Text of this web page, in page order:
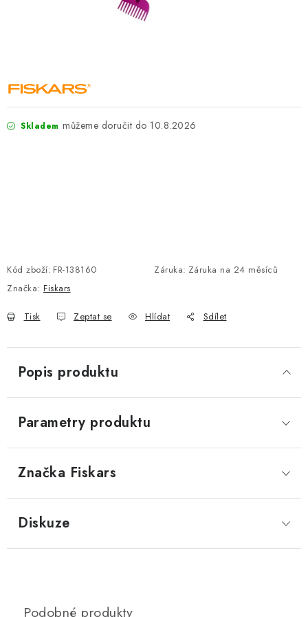
ODSTOUPENÍ OD SMLOUVY
Skladem 10.8.2026
Kód zboží: FR-138160 Záruka: Záruka na 24 měsíců
Značka: Fiskars
Tisk Zeptat se Hlídat Sdílet
Popis produktu
Parametry produktu
Značka Fiskars
Diskuze